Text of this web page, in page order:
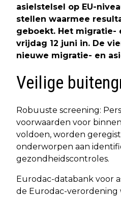
asielstelsel op EU-
stellen waarmee
geboekt. Het migratie-
vrijdag 12 juni in. De
nieuwe migratie- en
Veilige
Robuuste screening:
voorwaarden voor
voldoen, worden
onderworpen aan
gezondheidscontroles.
Eurodac-databank voor
de Eurodac-verordening